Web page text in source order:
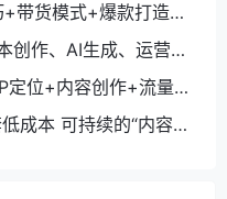
+带货模式+爆款打造，
创作、AI生成、运营变
定位+内容创作+流量获
成本 可持续的“内容-